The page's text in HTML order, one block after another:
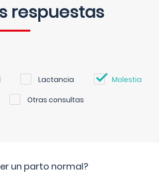
respuestas
Lactancia Molestia
Otras consultas
un parto normal?